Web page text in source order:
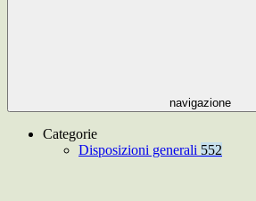
navigazione
Categorie
Disposizioni generali 552